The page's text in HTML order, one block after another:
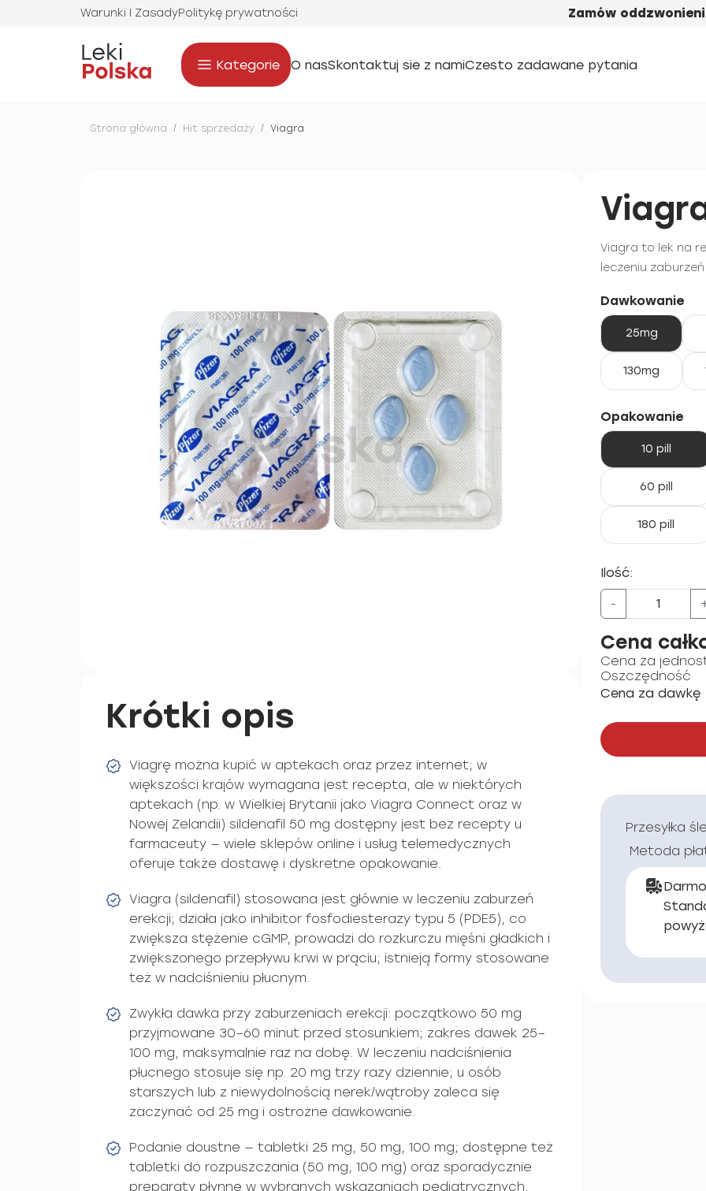
Warunki I ZasadyPolitykę prywatności Zamów
Kategorie O nasSkontaktuj sie z namiCzesto zadawane pytania
Strona główna / Hit sprzedaży / Viagra
Krótki opis
Viagrę można kupić w aptekach oraz przez internet; w
większości krajów wymagana jest recepta, ale w niektórych
aptekach (np. w Wielkiej Brytanii jako Viagra Connect oraz w
Nowej Zelandii) sildenafil 50 mg dostępny jest bez recepty u
farmaceuty — wiele sklepów online i usług telemedycznych
oferuje także dostawę i dyskretne opakowanie.
Viagra (sildenafil) stosowana jest głównie w leczeniu zaburzeń
erekcji; działa jako inhibitor fosfodiesterazy typu 5 (PDE5), co
zwiększa stężenie cGMP, prowadzi do rozkurczu mięśni gładkich i
zwiększonego przepływu krwi w prąciu; istnieją formy stosowane
też w nadciśnieniu płucnym.
Zwykła dawka przy zaburzeniach erekcji: początkowo 50 mg
przyjmowane 30–60 minut przed stosunkiem; zakres dawek 25–
100 mg, maksymalnie raz na dobę. W leczeniu nadciśnienia
płucnego stosuje się np. 20 mg trzy razy dziennie; u osób
starszych lub z niewydolnością nerek/wątroby zaleca się
zaczynać od 25 mg i ostrożne dawkowanie.
Podanie doustne — tabletki 25 mg, 50 mg, 100 mg; dostępne też
tabletki do rozpuszczania (50 mg, 100 mg) oraz sporadycznie
preparaty płynne w wybranych wskazaniach pediatrycznych.
Viagra to lek na
leczeniu
Dawkowanie
25mg
130mg
Opakowanie
10 pill
60 pill
180 pill
Ilość:
-
Cena
Cena za
Oszczędność
Cena za dawkę
Przesyłka
Metoda